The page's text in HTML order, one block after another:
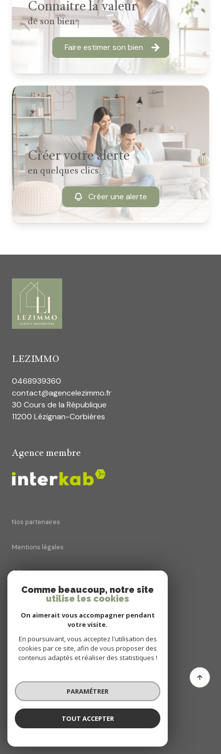
Connaitre la valeur
de son bien
Faire estimer son bien
Créer votre alerte
en quelques clics
Créer une alerte
LEZIMMO
0468939360
contact@agencelezimmo.fr
30 Cours de la République
11200 Lézignan-Corbières
Agence membre
Nos partenaires
Mentions légales
Admin
Nos honoraires
Cookies
© 2026 | Tous droits réservés
Réalisé par
Comme beaucoup, notre site
utilise les cookies
On aimerait vous accompagner pendant
votre visite.
En poursuivant, vous acceptez l'utilisation des
cookies par ce site, afin de vous proposer des
contenus adaptés et réaliser des statistiques !
PARAMÉTRER
TOUT ACCEPTER